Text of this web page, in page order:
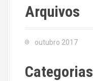
Arquivos
outubro 2017
Categorias